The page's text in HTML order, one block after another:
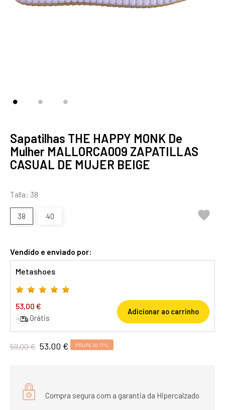
Sapatilhas THE HAPPY MONK De
Mulher MALLORCA009 ZAPATILLAS
CASUAL DE MUJER BEIGE
Talla: 38
38 40 
Vendido e enviado por:
Metashoes
53,00 €
Grátis
Adicionar ao carrinho
59,00 € 53,00 € POUPE 10,17%
Compra segura com a garantia da Hipercalzado